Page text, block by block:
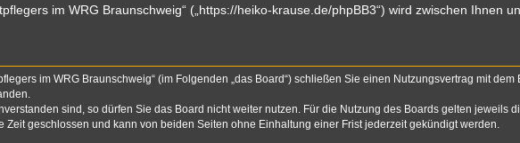
im WRG Braunschweig“ („https://heiko-krause.de/phpBB3“) wird zwischen Ihnen
im WRG Braunschweig“ (im Folgenden „das Board“) schließen Sie einen Nutzungsvertrag mit
sind, so dürfen Sie das Board nicht weiter nutzen. Für die Nutzung des Boards gelten jeweils
Zeit geschlossen und kann von beiden Seiten ohne Einhaltung einer Frist jederzeit gekündigt werden.